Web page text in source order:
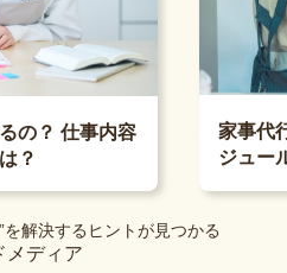
の？ 仕事内容
？
家事代
ジュー
解決するヒントが見つかる
メディア